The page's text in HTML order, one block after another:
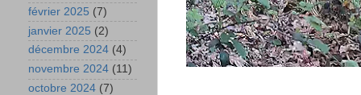
février 2025 (7)
janvier 2025 (2)
décembre 2024 (4)
novembre 2024 (11)
octobre 2024 (7)